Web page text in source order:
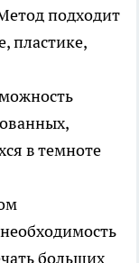
подходит
пластике,
в темноте
больших